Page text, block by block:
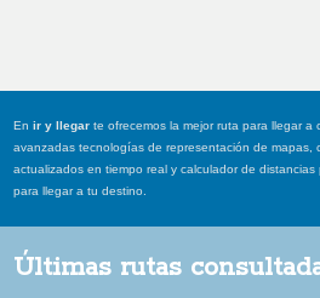
Enir y llegar te ofrecemos la mejor ruta para llegar a
avanzadas tecnologías de representación de mapas,
actualizados en tiempo real y calculador de
para llegar a tu destino.
Últimas rutas